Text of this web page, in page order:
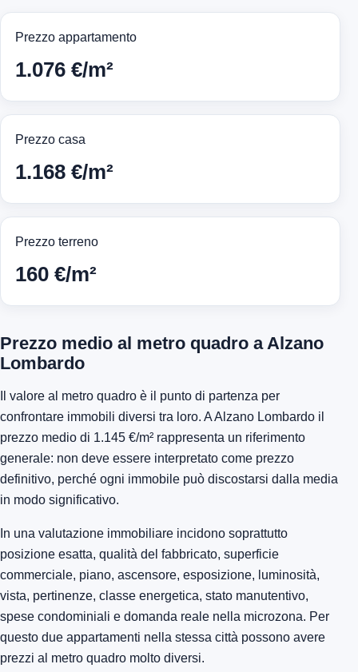
Prezzo appartamento
1.076 €/m²
Prezzo casa
1.168 €/m²
Prezzo terreno
160 €/m²
Prezzo medio al metro quadro a Alzano
Lombardo
Il valore al metro quadro è il punto di partenza per
confrontare immobili diversi tra loro. A Alzano Lombardo il
prezzo medio di 1.145 €/m² rappresenta un riferimento
generale: non deve essere interpretato come prezzo
definitivo, perché ogni immobile può discostarsi dalla media
in modo significativo.
In una valutazione immobiliare incidono soprattutto
posizione esatta, qualità del fabbricato, superficie
commerciale, piano, ascensore, esposizione, luminosità,
vista, pertinenze, classe energetica, stato manutentivo,
spese condominiali e domanda reale nella microzona. Per
questo due appartamenti nella stessa città possono avere
prezzi al metro quadro molto diversi.